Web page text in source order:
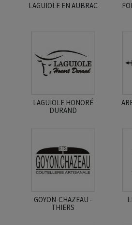
LAGUIOLE EN AUBRAC
LAGUIOLE HONORÉ
DURAND
GOYON-CHAZEAU -
THIERS